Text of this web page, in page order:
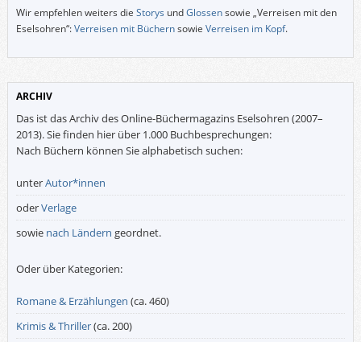
Wir empfehlen weiters die Storys undGlossensowie „Verreisen mit den
Eselsohren“:Verreisen mit Büchernsowie Verreisen im Kopf.
ARCHIV
Das ist das Archiv des Online-Büchermagazins Eselsohren (2007–
2013). Sie finden hier über 1.000 Buchbesprechungen:
Nach Büchern können Sie alphabetisch suchen:
unterAutor*innen
oderVerlage
sowie nach Ländern geordnet.
Oder über Kategorien:
Romane & Erzählungen (ca. 460)
Krimis & Thriller(ca. 200)